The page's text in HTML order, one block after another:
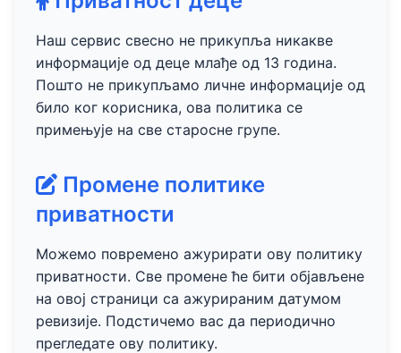
Наш сервис свесно не прикупља никакве
информације од деце млађе од 13 година.
Пошто не прикупљамо личне информације од
било ког корисника, ова политика се
примењује на све старосне групе.
Промене политике
приватности
Можемо повремено ажурирати ову политику
приватности. Све промене ће бити објављене
на овој страници са ажурираним датумом
ревизије. Подстичемо вас да периодично
прегледате ову политику.